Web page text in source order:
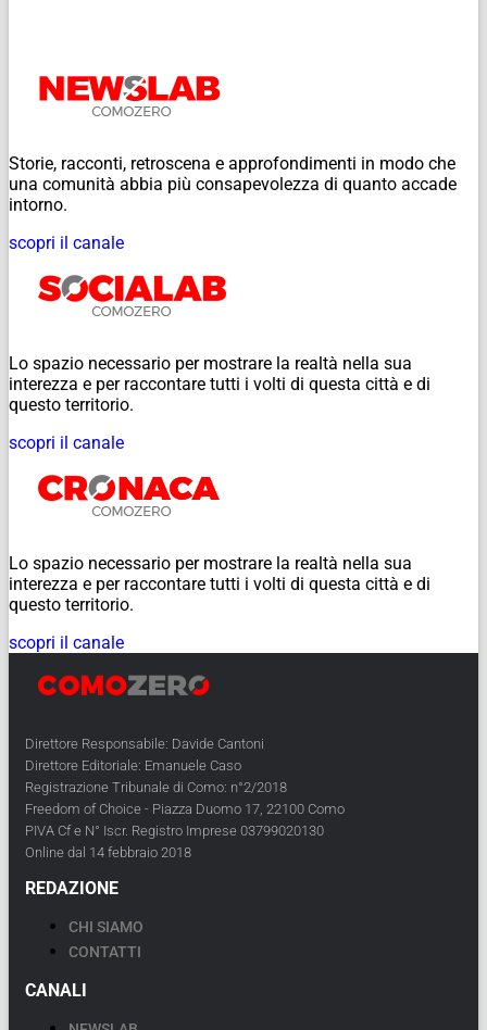
Storie, racconti, retroscena e approfondimenti in modo che
una comunità abbia più consapevolezza di quanto accade
intorno.
scopri il canale
Lo spazio necessario per mostrare la realtà nella sua
interezza e per raccontare tutti i volti di questa città e di
questo territorio.
scopri il canale
Lo spazio necessario per mostrare la realtà nella sua
interezza e per raccontare tutti i volti di questa città e di
questo territorio.
scopri il canale
Direttore Responsabile: Davide Cantoni
Direttore Editoriale: Emanuele Caso
Registrazione Tribunale di Como: n°2/2018
Freedom of Choice - Piazza Duomo 17, 22100 Como
PIVA Cf e N° Iscr. Registro Imprese 03799020130
Online dal 14 febbraio 2018
REDAZIONE
CHI SIAMO
CONTATTI
CANALI